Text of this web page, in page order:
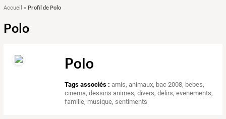
Accueil » Profil de Polo
Polo
Polo
Tags associés : amis,animaux, bac 2008, bebes,
cinema,dessins animes,divers,delirs,evenements,
famille, musique,sentiments